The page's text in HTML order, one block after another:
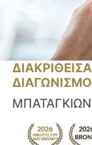
ΔΙΑΓΩΝΙΣΜΟΥ